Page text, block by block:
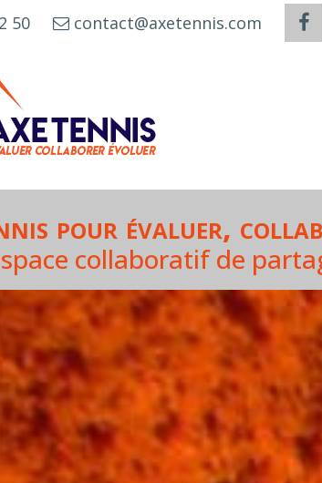
50 contact@axetennis.com
pour évaluer,
collaboratif de